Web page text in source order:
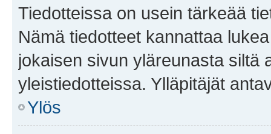
Tiedotteissa on usein tärkeää
Nämä tiedotteet kannattaa
jokaisen sivun yläreunasta siltä
yleistiedotteissa. Ylläpitäjät
Ylös